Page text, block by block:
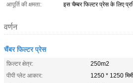
आपूर्ति की क्षमता:
इस चैम्बर फिल्टर प्रेस के लिए
वर्णन
चैंबर फिल्टर प्रेस
फ़िल्टर क्षेत्र:
250m2
पीपी प्लेट आकार:
1250 * 1250